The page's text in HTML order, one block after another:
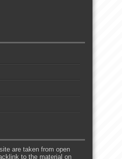
are taken from open
to the material on